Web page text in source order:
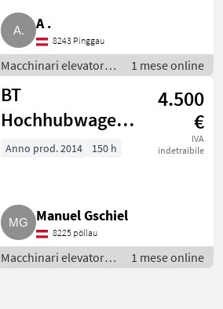
A .
8243 Pinggau
Macchinari elevatori e
per magazzino /
Carrelli elevatori
1 mese online
BT
Hochhubwagen
SWE140
4.500
€
IVA
indetraibile
Anno prod. 2014 150 h
Manuel Gschiel
8225 pöllau
Macchinari elevatori e
per magazzino /
1 mese online